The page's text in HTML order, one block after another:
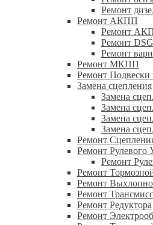
Ремонт
Ремонт АКПП
Ремонт
Ремонт DSG
Ремонт
Ремонт МКПП
Ремонт Подвески
Замена сцепления
Замена
Замена
Замена
Замена
Ремонт
Ремонт Рулевого
Ремонт
Ремонт
Ремонт
Ремонт
Ремонт Редуктора
Ремонт